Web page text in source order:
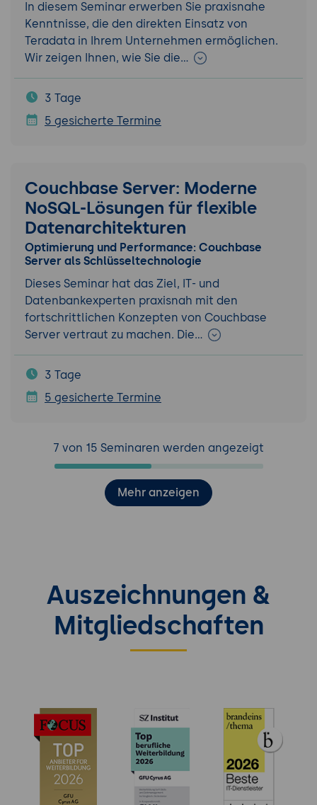
In diesem Seminar erwerben Sie praxisnahe
Kenntnisse, die den direkten Einsatz von
Teradata in Ihrem Unternehmen ermöglichen.
Wir zeigen Ihnen, wie Sie die…
3 Tage
5 gesicherte Termine
Couchbase Server: Moderne
NoSQL-Lösungen für flexible
Datenarchitekturen
Optimierung und Performance: Couchbase
Server als Schlüsseltechnologie
Dieses Seminar hat das Ziel, IT- und
Datenbankexperten praxisnah mit den
fortschrittlichen Konzepten von Couchbase
Server vertraut zu machen. Die…
3 Tage
5 gesicherte Termine
7 von 15 Seminaren werden angezeigt
Mehr anzeigen
Auszeichnungen &
Mitgliedschaften